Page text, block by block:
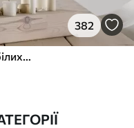
382
Букет великих пишних рожево-білих квітів півонії із зеленим листям на м’якому розмитому фоні